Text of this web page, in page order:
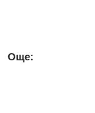
Още: